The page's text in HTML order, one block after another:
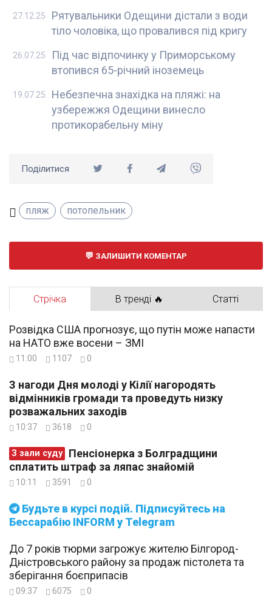
Рятувальники Одещини дістали з води
тіло чоловіка, що провалився під кригу
27.12.25
Під час відпочинку у Приморському
втопився 65-річний іноземець
26.07.25
Небезпечна знахідка на пляжі: на
узбережжя Одещини винесло
протикорабельну міну
19.07.25
Поділитися
пляж потопельник
ЗАЛИШИТИ КОМЕНТАР
Стрічка В тренді 🔥 Статті
Будьте в курсі подій. Підписуйтесь на
Бессарабію INFORM у Telegram
Розвідка США прогнозує, що путін може напасти
на НАТО вже восени – ЗМІ
11:00 1107 0
З нагоди Дня молоді у Кілії нагородять
відмінників громади та проведуть низку
розважальних заходів
10:37 3618 0
З зали суду
сплатить штраф за ляпас знайомій
10:11 3591 0
До 7 років тюрми загрожує жителю Білгород-
Дністровського району за продаж пістолета та
зберігання боєприпасів
09:37 6075 0